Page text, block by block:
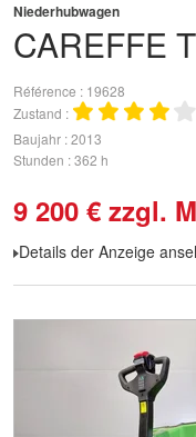
CAREFFE
Niederhubwagen
Référence
19628
Zustand
Baujahr 2013
Stunden 362 h
9 200 € zzgl.
Details der Anzeige